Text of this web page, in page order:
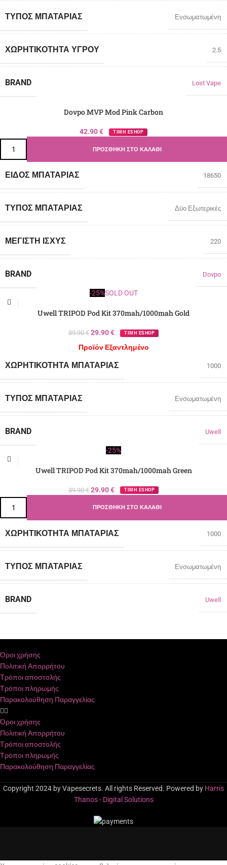
ΤΎΠΟΣ ΜΠΑΤΑΡΊΑΣ Ενσωματωμένη
ΧΩΡΗΤΙΚΌΤΗΤΑ ΥΓΡΟΎ 2.5
BRAND Lost Vape
Dovpo MVP Mod Pink Carbon
42.90€ ΤΙΜΗ ESHOP
ΠΡΟΣΘΉΚΗ ΣΤΟ ΚΑΛΆΘΙ
ΕΊΔΟΣ ΜΠΑΤΑΡΊΑΣ 18650
ΤΎΠΟΣ ΜΠΑΤΑΡΊΑΣ Δύο Εξωτερικές
ΜΈΓΙΣΤΗ ΙΣΧΎΣ 220
BRAND Dovpo
-25%SOLD OUT
Uwell TRIPOD Pod Kit 370mah/1000mah Gold
39.90€ 29.90€ ΤΙΜΗ ESHOP
Προϊόν Εξαντλημένο
ΧΩΡΗΤΙΚΌΤΗΤΑ ΜΠΑΤΑΡΊΑΣ 1000
ΤΎΠΟΣ ΜΠΑΤΑΡΊΑΣ Ενσωματωμένη
BRAND Uwell
-25%
Uwell TRIPOD Pod Kit 370mah/1000mah Green
39.90€ 29.90€ ΤΙΜΗ ESHOP
ΠΡΟΣΘΉΚΗ ΣΤΟ ΚΑΛΆΘΙ
ΧΩΡΗΤΙΚΌΤΗΤΑ ΜΠΑΤΑΡΊΑΣ 1000
ΤΎΠΟΣ ΜΠΑΤΑΡΊΑΣ Ενσωματωμένη
BRAND Uwell
Όροι χρήσης
Πολιτική Απορρήτου
Τρόποι αποστολής
Τρόποι πληρωμής
Παρακολούθηση Παραγγελίας
Όροι χρήσης
Πολιτική Απορρήτου
Τρόποι αποστολής
Τρόποι πληρωμής
Παρακολούθηση Παραγγελίας
Copyright 2024 by Vapesecrets. All rights Reserved. Powered by Harris
Thanos - Digital Solutions